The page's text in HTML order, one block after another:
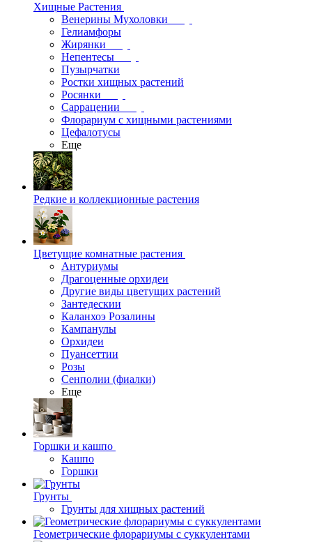
Хищные Растения
Венерины Мухоловки
Гелиамфоры
Жирянки
Непентесы
Пузырчатки
Ростки хищных растений
Росянки
Саррацении
Флорариум с хищными растениями
Цефалотусы
Еще
Редкие и коллекционные растения
Цветущие комнатные растения
Антуриумы
Драгоценные орхидеи
Другие виды цветущих растений
Зантедескии
Каланхоэ Розалины
Кампанулы
Орхидеи
Пуансеттии
Розы
Сенполии (фиалки)
Еще
Горшки и кашпо
Кашпо
Горшки
Грунты
Грунты для хищных растений
Геометрические флорариумы с суккулентами